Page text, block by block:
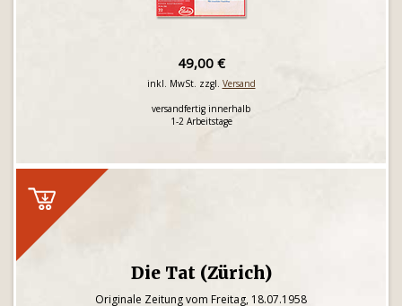
49,00 €
inkl. MwSt. zzgl. Versand
versandfertig innerhalb
1-2 Arbeitstage
Die Tat (Zürich)
Originale Zeitung vom Freitag, 18.07.1958